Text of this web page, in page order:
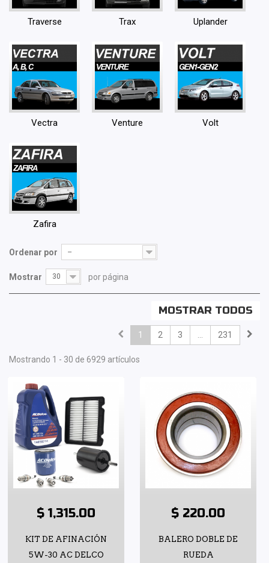
Traverse Trax Uplander
Vectra Venture Volt
Zafira
Ordenar por --
Mostrar 30 por página
MOSTRAR TODOS
1 2 3 ... 231
Mostrando 1 - 30 de 6929 artículos
$ 1,315.00
KIT DE AFINACIÓN
5W-30 AC DELCO
$ 220.00
BALERO DOBLE DE
RUEDA